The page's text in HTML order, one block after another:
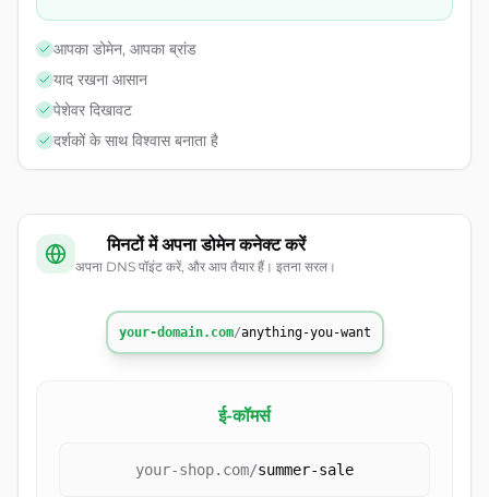
आपका डोमेन, आपका ब्रांड
याद रखना आसान
पेशेवर दिखावट
दर्शकों के साथ विश्वास बनाता है
मिनटों में अपना डोमेन कनेक्ट करें
अपना DNS पॉइंट करें, और आप तैयार हैं। इतना सरल।
your-domain.com/anything-you-want
ई-कॉमर्स
your-shop.com/summer-sale